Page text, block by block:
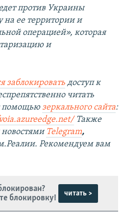
против Украины
на ее территории и
операцией», которая
и
заблокировать доступ к
читать
помощью зеркального сайта:
Также
новостями Telegram,
Рекомендуем вам
блокировку!
читать >